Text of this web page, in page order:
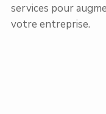
services pour
votre entreprise.